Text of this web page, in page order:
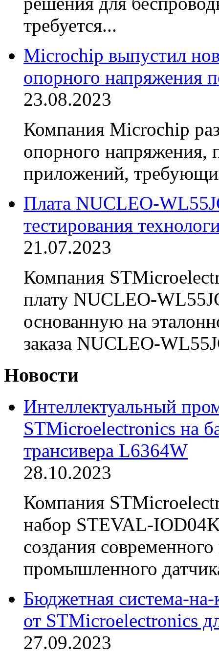
требуется...
Microchip выпустил
опорного напряжения
23.08.2023
Компания Microchip
опорного напряжения,
приложений,
Плата NUCLEO-
тестирования
21.07.2023
Компания
плату NUCLEO-
основанную на
заказа NUCLEO-
Новости
Интеллектуальный
STMicroelectronics на
трансивера L6364W
28.10.2023
Компания
набор STEVAL-
создания
промышленного
Бюджетная система-
от STMicroelectronics
27.09.2023